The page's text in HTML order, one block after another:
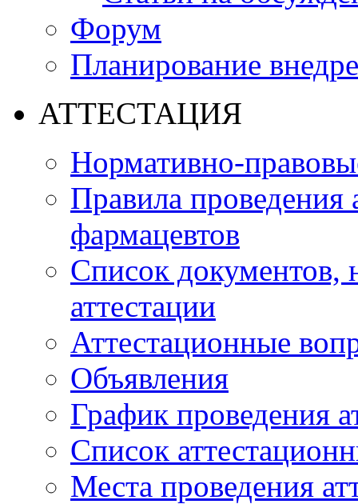
Форум
Планирование
АТТЕСТАЦИЯ
Нормативно-
Правила проведения
фармацевтов
Список документов,
аттестации
Аттестационные
Объявления
График проведения
Список
Места проведения